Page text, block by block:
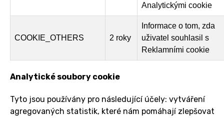
Analytickými cookie
COOKIE_OTHERS 2 roky
Informace o tom, zda
uživatel souhlasil s
Reklamními cookie
Analytické soubory cookie
Tyto jsou používány pro následující účely: vytváření
agregovaných statistik, které nám pomáhají zlepšovat